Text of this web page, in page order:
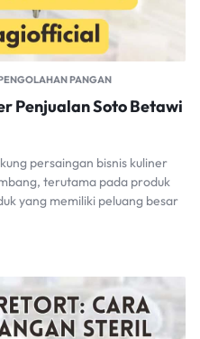
PANGAN
Penjualan Soto Betawi
persaingan bisnis kuliner
terutama pada produk
yang memiliki peluang besar